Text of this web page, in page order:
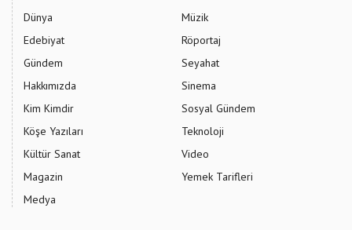
Dünya
Edebiyat
Gündem
Hakkımızda
Kim Kimdir
Köşe Yazıları
Kültür Sanat
Magazin
Medya
Müzik
Röportaj
Seyahat
Sinema
Sosyal Gündem
Teknoloji
Video
Yemek Tarifleri